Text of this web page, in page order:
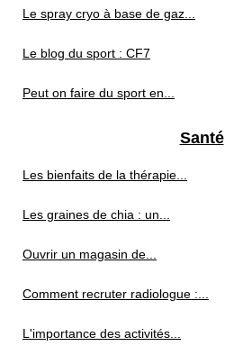
Le spray cryo à base de gaz...
Le blog du sport : CF7
Peut on faire du sport en...
Santé
Les bienfaits de la thérapie...
Les graines de chia : un...
Ouvrir un magasin de...
Comment recruter radiologue :...
L'importance des activités...